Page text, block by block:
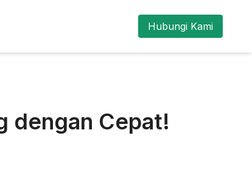
Hubungi Kami
dengan Cepat!